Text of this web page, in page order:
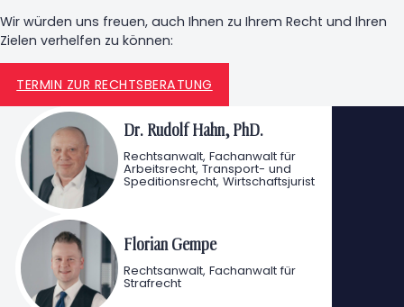
Wir würden uns freuen, auch Ihnen zu Ihrem Recht und Ihren
Zielen verhelfen zu können:
TERMIN ZUR RECHTSBERATUNG
Dr. Rudolf Hahn, PhD.
Rechtsanwalt, Fachanwalt für
Arbeitsrecht, Transport- und
Speditionsrecht, Wirtschaftsjurist
Florian Gempe
Rechtsanwalt, Fachanwalt für
Strafrecht